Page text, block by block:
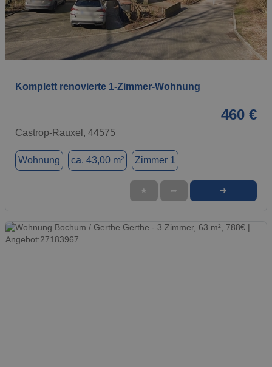
1 / 13
Komplett renovierte 1-Zimmer-Wohnung
460 €
Castrop-Rauxel, 44575
Wohnung ca. 43,00 m² Zimmer 1
★ ➦ ➜